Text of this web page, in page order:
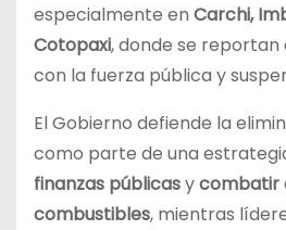
especialmente en Carchi,
Cotopaxi, donde se
con la fuerza pública y
El Gobierno defiende la
como parte de una
finanzas públicasycombatir
combustibles, mientras